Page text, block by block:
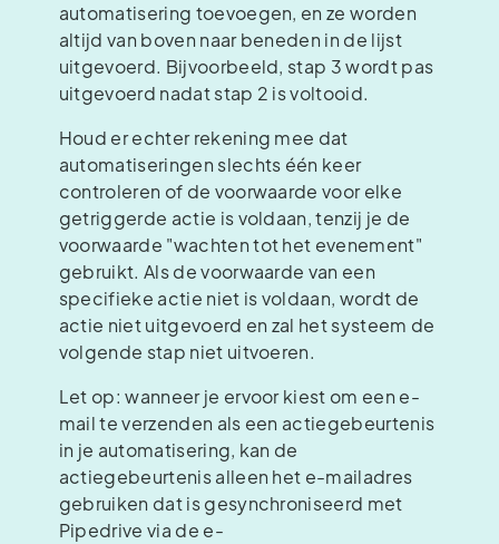
automatisering toevoegen, en ze worden
altijd van boven naar beneden in de lijst
uitgevoerd. Bijvoorbeeld, stap 3 wordt pas
uitgevoerd nadat stap 2 is voltooid.
Houd er echter rekening mee dat
automatiseringen slechts één keer
controleren of de voorwaarde voor elke
getriggerde actie is voldaan, tenzij je de
voorwaarde "wachten tot het evenement"
gebruikt. Als de voorwaarde van een
specifieke actie niet is voldaan, wordt de
actie niet uitgevoerd en zal het systeem de
volgende stap niet uitvoeren.
Let op: wanneer je ervoor kiest om een e-
mail te verzenden als een actiegebeurtenis
in je automatisering, kan de
actiegebeurtenis alleen het e-mailadres
gebruiken dat is gesynchroniseerd met
Pipedrive via de e-